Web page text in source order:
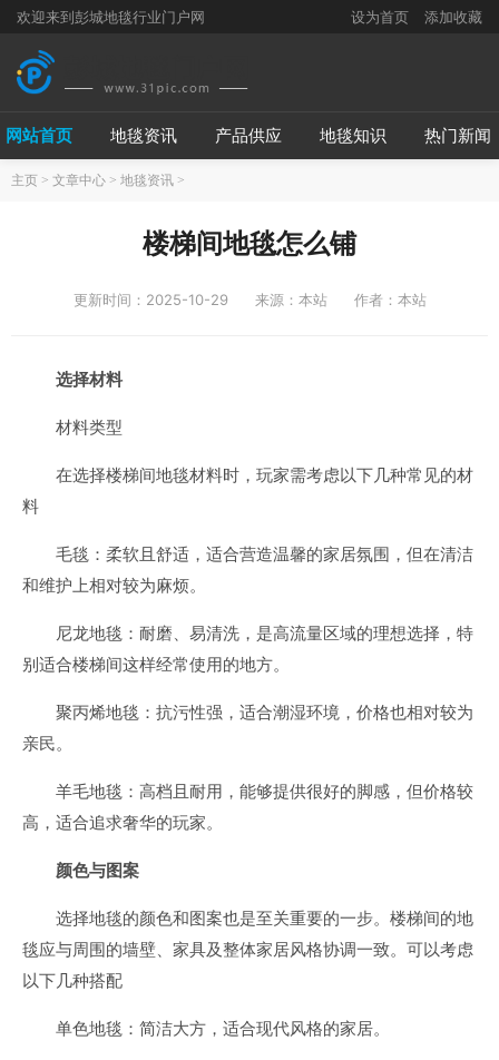
欢迎来到彭城地毯行业门户网 设为首页 添加收藏
网站首页 地毯资讯 产品供应 地毯知识 热门新闻
主页 > 文章中心 > 地毯资讯 >
楼梯间地毯怎么铺
更新时间：2025-10-29 来源：本站 作者：本站
选择材料
材料类型
在选择楼梯间地毯材料时，玩家需考虑以下几种常见的材
料
毛毯：柔软且舒适，适合营造温馨的家居氛围，但在清洁
和维护上相对较为麻烦。
尼龙地毯：耐磨、易清洗，是高流量区域的理想选择，特
别适合楼梯间这样经常使用的地方。
聚丙烯地毯：抗污性强，适合潮湿环境，价格也相对较为
亲民。
羊毛地毯：高档且耐用，能够提供很好的脚感，但价格较
高，适合追求奢华的玩家。
颜色与图案
选择地毯的颜色和图案也是至关重要的一步。楼梯间的地
毯应与周围的墙壁、家具及整体家居风格协调一致。可以考虑
以下几种搭配
单色地毯：简洁大方，适合现代风格的家居。